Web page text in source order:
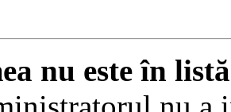
nu este în